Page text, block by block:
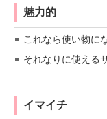
魅力的
これなら使い物に
それなりに使える
イマイチ